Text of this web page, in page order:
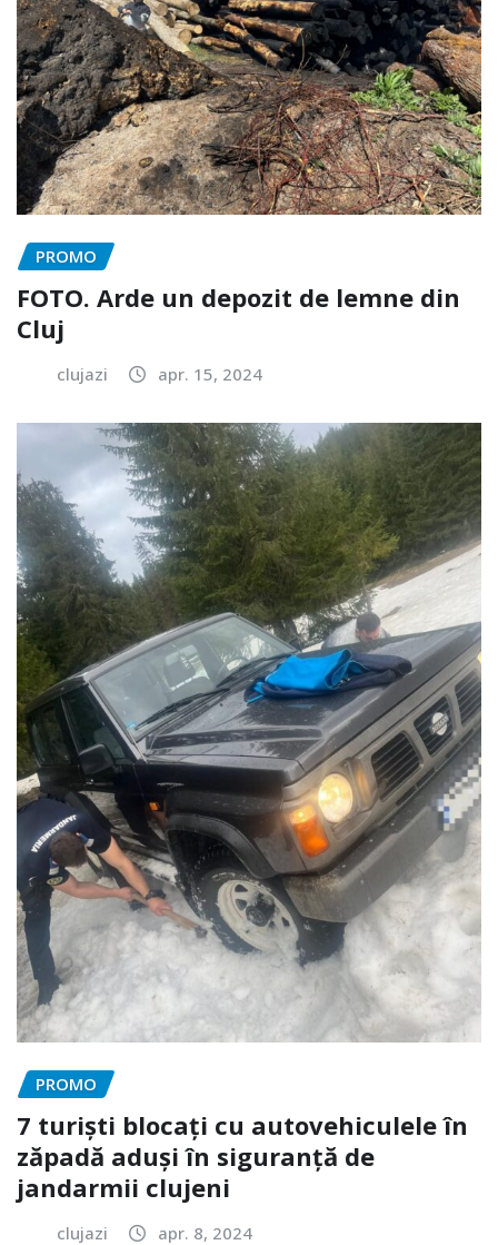
PROMO
FOTO. Arde un depozit de lemne din
Cluj
clujazi apr. 15, 2024
PROMO
7 turiști blocați cu autovehiculele în
zăpadă aduși în siguranță de
jandarmii clujeni
clujazi apr. 8, 2024